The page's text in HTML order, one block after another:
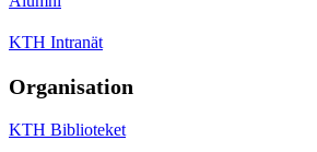
KTH Intranät
Organisation
KTH Biblioteket